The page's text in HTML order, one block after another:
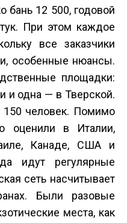
бань 12 500, годовой
При этом каждое
все заказчики
особенные нюансы.
площадки:
и одна — в Тверской.
150 человек. Помимо
оценили в Италии,
Канаде, США и
идут регулярные
сеть насчитывает
Были разовые
места, как